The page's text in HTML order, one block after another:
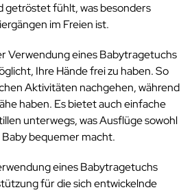
getröstet fühlt, was besonders
im Freien ist.
Verwendung eines Babytragetuchs
Ihre Hände frei zu haben. So
Aktivitäten nachgehen, während
haben. Es bietet auch einfache
unterwegs, was Ausflüge sowohl
bequemer macht.
eines Babytragetuchs
für die sich entwickelnde